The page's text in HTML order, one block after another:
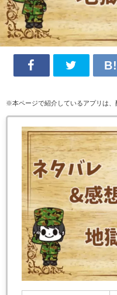
※本ページで紹介しているアプリは